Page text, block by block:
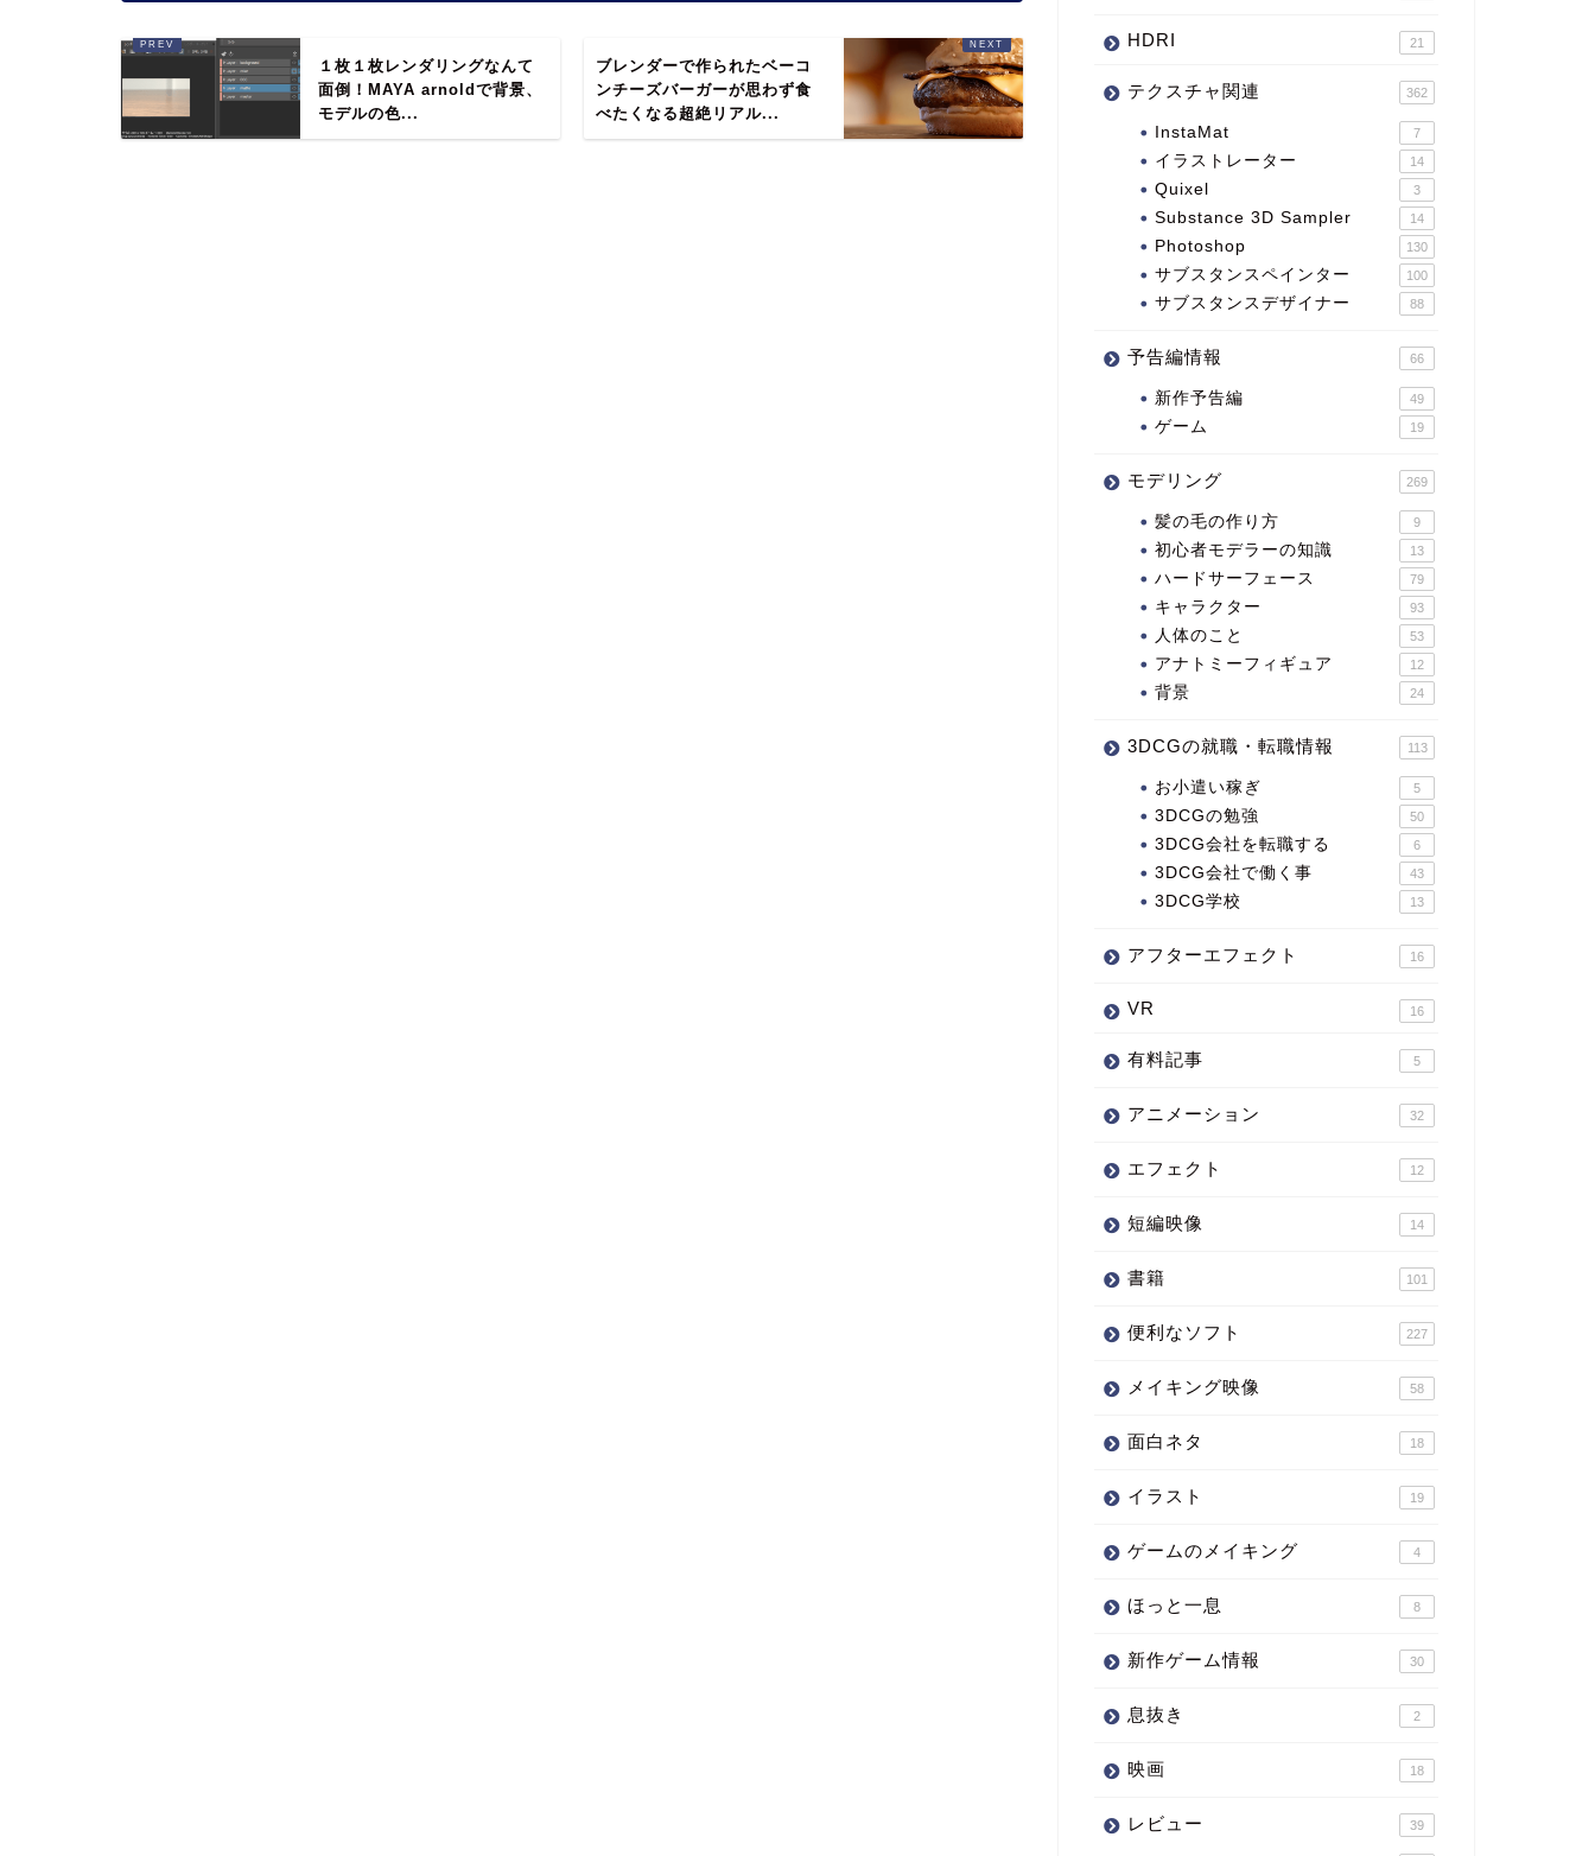
１枚１枚レンダリングなんて
面倒！MAYA arnoldで背景、
モデルの色...
ブレンダーで作られたベーコ
ンチーズバーガーが思わず食
べたくなる超絶リアル...
HDRI 21
テクスチャ関連 362
InstaMat 7
イラストレーター 14
Quixel 3
Substance 3D Sampler 14
Photoshop 130
サブスタンスペインター 100
サブスタンスデザイナー 88
予告編情報 66
新作予告編 49
ゲーム 19
モデリング 269
髪の毛の作り方 9
初心者モデラーの知識 13
ハードサーフェース 79
キャラクター 93
人体のこと 53
アナトミーフィギュア 12
背景 24
3DCGの就職・転職情報 113
お小遣い稼ぎ 5
3DCGの勉強 50
3DCG会社を転職する 6
3DCG会社で働く事 43
3DCG学校 13
アフターエフェクト 16
VR 16
有料記事 5
アニメーション 32
エフェクト 12
短編映像 14
書籍 101
便利なソフト 227
メイキング映像 58
面白ネタ 18
イラスト 19
ゲームのメイキング 4
ほっと一息 8
新作ゲーム情報 30
息抜き 2
映画 18
レビュー 39